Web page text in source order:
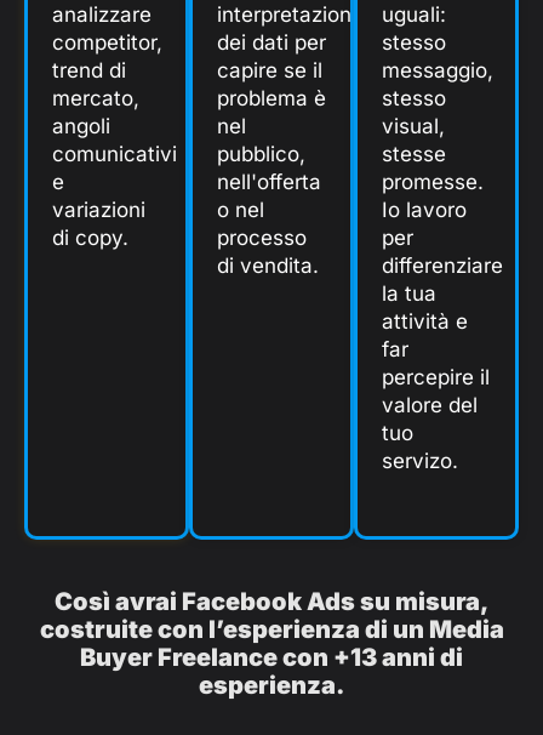
analizzare
competitor,
trend di
mercato,
angoli
comunicativi
e
variazioni
di copy.
interpretazione
dei dati per
capire se il
problema è
nel
pubblico,
nell'offerta
o nel
processo
di vendita.
uguali:
stesso
messaggio,
stesso
visual,
stesse
promesse.
Io lavoro
per
differenziare
la tua
attività e
far
percepire il
valore del
tuo
servizo.
Così avrai Facebook Ads su misura,
costruite con l’esperienza di un Media
Buyer Freelance con +13 anni di
esperienza.